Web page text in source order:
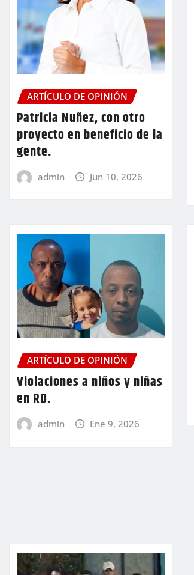
ARTÍCULO DE OPINIÓN
Patricia Nuñez, con otro
proyecto en beneficio de la
gente.
admin Jun 10, 2026
ARTÍCULO DE OPINIÓN
Violaciones a niños y niñas
en RD.
admin Ene 9, 2026